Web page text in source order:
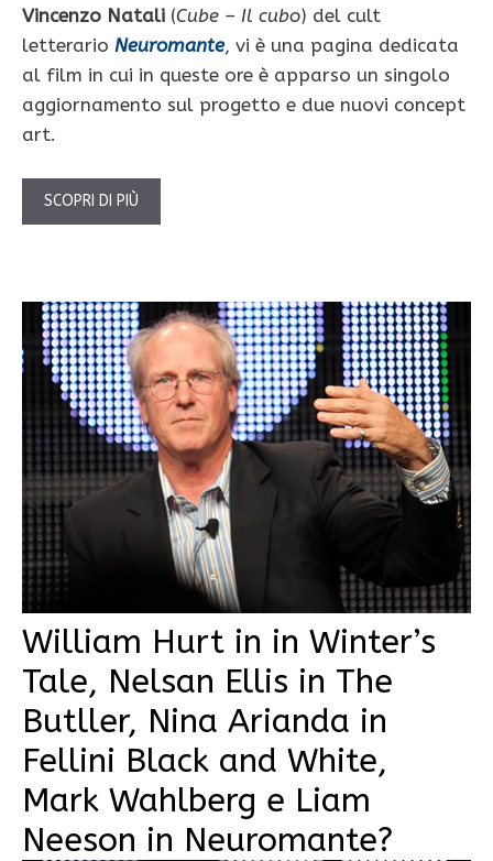
Vincenzo Natali (Cube – Il cubo) del cult
letterario Neuromante, vi è una pagina dedicata
al film in cui in queste ore è apparso un singolo
aggiornamento sul progetto e due nuovi concept
art.
SCOPRI DI PIÙ
William Hurt in in Winter’s
Tale, Nelsan Ellis in The
Butller, Nina Arianda in
Fellini Black and White,
Mark Wahlberg e Liam
Neeson in Neuromante?